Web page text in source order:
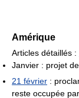
Amérique
Articles détaillés :
Janvier : projet
21 février :
reste occupée